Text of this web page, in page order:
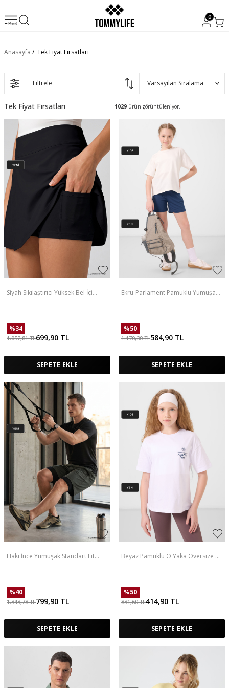
0
Anasayfa / Tek Fiyat Fırsatları
Filtrele
Tek Fiyat Fırsatları 1029 ürün görüntüleniyor.
Siyah Sıkılaştırıcı Yüksek Bel İçi
%34
1.052,81TL699,90 TL
SEPETE EKLE
Ekru-Parlament Pamuklu Yumuşak
%50
1.170,30TL584,90 TL
SEPETE EKLE
Haki İnce Yumuşak Standart Fit
%40
1.343,78TL799,90 TL
SEPETE EKLE
Beyaz Pamuklu O Yaka Oversize Fit
%50
831,60TL414,90 TL
SEPETE EKLE